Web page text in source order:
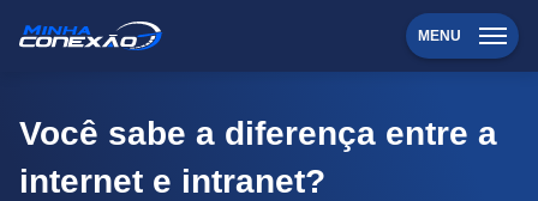
MENU
Você sabe a diferença entre a
internet e intranet?